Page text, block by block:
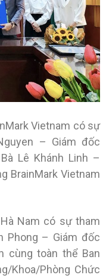
Vietnam có sự
– Giám đốc
Lê Khánh Linh –
BrainMark Vietnam
Nam có sự tham
Phong – Giám đốc
cùng toàn thể Ban
Khoa/Phòng Chức